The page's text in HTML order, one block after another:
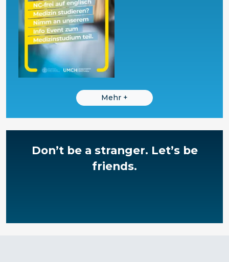
Mehr +
Don’t be a stranger. Let’s be
friends.